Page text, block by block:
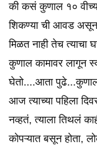
की कसं कुणाल १०
शिकण्या ची आवड
मिळत नाही तेच त्याचा
कुणाल कामावर लागून
घेतो....आता पुढे...कुणाल
आज त्याच्या पहिला
नव्हतं, त्याला तिथलं
कोपऱ्यात बसून होता,